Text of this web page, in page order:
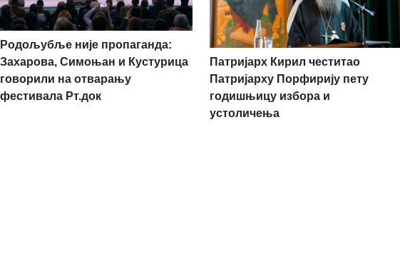
Родољубље није пропаганда:
Захарова, Симоњан и Кустурица
говорили на отварању
фестивала Рт.док
Патријарх Кирил честитао
Патријарху Порфирију пету
годишњицу избора и
устоличења